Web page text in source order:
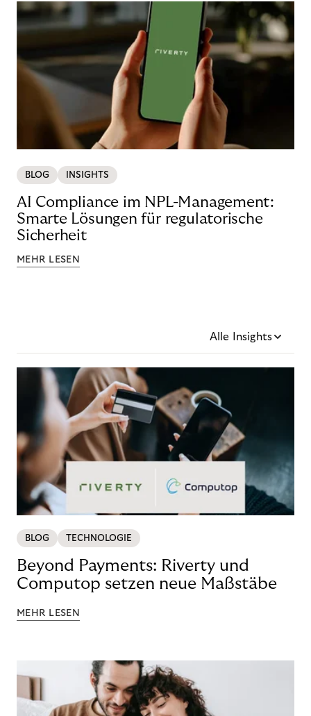
BLOG INSIGHTS
AI Compliance im NPL-Management:
Smarte Lösungen für regulatorische
Sicherheit
MEHR LESEN
Alle Insights
BLOG TECHNOLOGIE
Beyond Payments: Riverty und
Computop setzen neue Maßstäbe
MEHR LESEN